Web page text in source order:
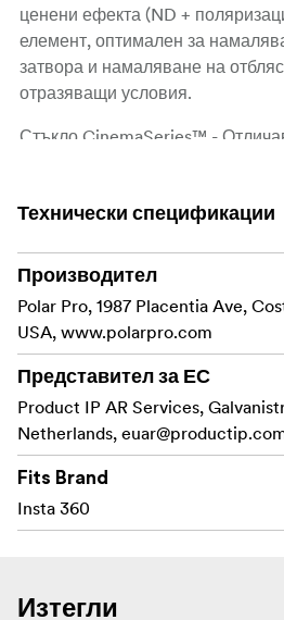
ценени ефекта (ND +
елемент, оптимален за
затвора и намаляване на
отразяващи условия.
Стъкло CinemaSeries™ -
1 бр. контейнер ND8/PL
1 бр. контейнер ND16/PL
1бр. калъф за съхранение
1бр. микрофибърна кърпа
Технически спецификации
Производител
Polar Pro, 1987 Placentia Ave,
USA, www.polarpro.com
Представител за ЕС
Product IP AR Services,
Netherlands,
Fits Brand
Insta 360
Изтегли